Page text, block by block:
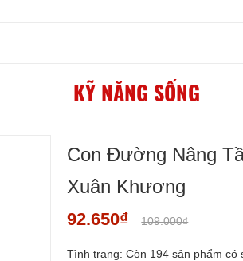
KỸ NĂNG SỐNG
Con Đường Nâng
Xuân Khương
92.650₫ 109.000₫
Tình trạng: Còn 194 sản phẩm có